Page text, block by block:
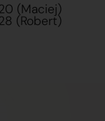
(Maciej)
(Robert)